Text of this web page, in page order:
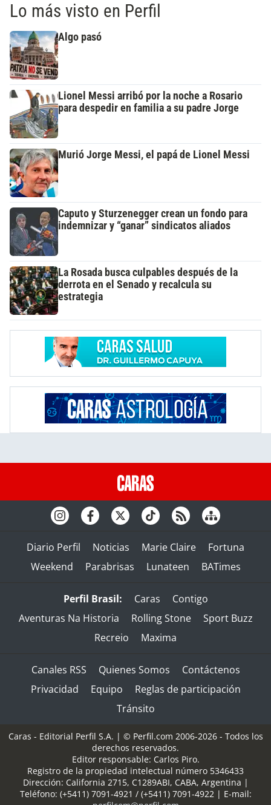
Lo más visto en Perfil
Algo pasó
Lionel Messi arribó por la noche a Rosario
para despedir en familia a su padre Jorge
Murió Jorge Messi, el papá de Lionel Messi
Caputo y Sturzenegger crean un fondo para
indemnizar y “ganar” sindicatos aliados
La Rosada busca culpables después de la
derrota en el Senado y recalcula su
estrategia
Diario Perfil Noticias Marie Claire
Fortuna
Weekend
Parabrisas Lunateen BATimes
Perfil Brasil: Caras
Contigo
Aventuras Na Historia
Rolling Stone
Sport Buzz
Recreio
Maxima
Canales RSS Quienes Somos
Contáctenos
Privacidad
Equipo
Reglas de participación
Tránsito
Caras - Editorial Perfil S.A. | © Perfil.com 2006-2026 - Todos los
derechos reservados.
Editor responsable: Carlos Piro.
Registro de la propiedad intelectual número 5346433
Dirección: California 2715, C1289ABI, CABA, Argentina |
Teléfono: (+5411) 7091-4921 / (+5411) 7091-4922| E-mail: